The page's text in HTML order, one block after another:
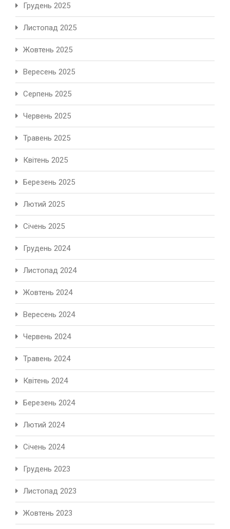
Грудень 2025
Листопад 2025
Жовтень 2025
Вересень 2025
Серпень 2025
Червень 2025
Травень 2025
Квітень 2025
Березень 2025
Лютий 2025
Січень 2025
Грудень 2024
Листопад 2024
Жовтень 2024
Вересень 2024
Червень 2024
Травень 2024
Квітень 2024
Березень 2024
Лютий 2024
Січень 2024
Грудень 2023
Листопад 2023
Жовтень 2023